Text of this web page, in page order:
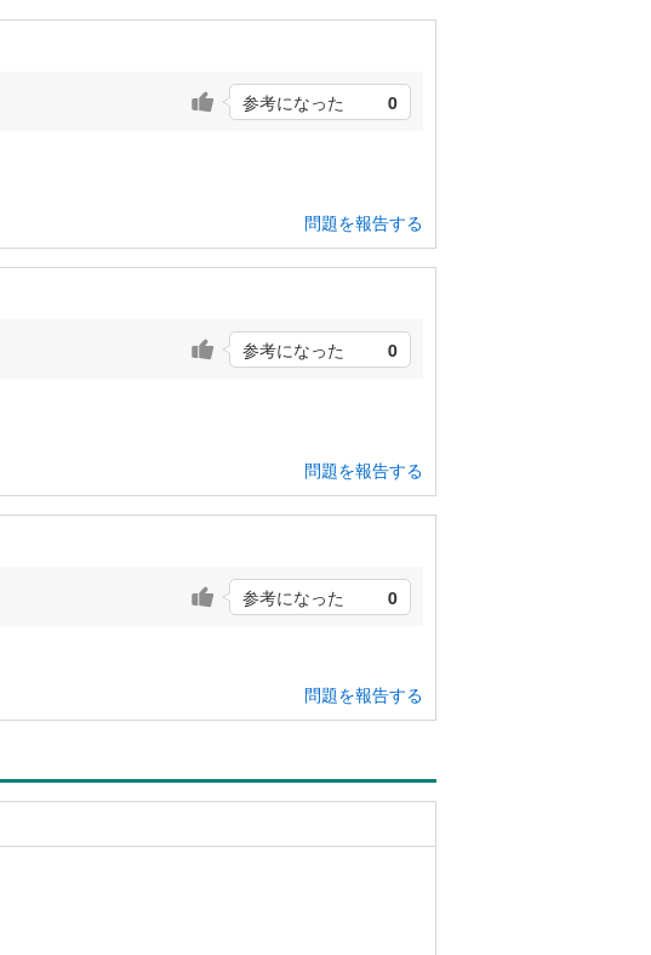
参考になった 0
問題を報告する
参考になった 0
問題を報告する
参考になった 0
問題を報告する